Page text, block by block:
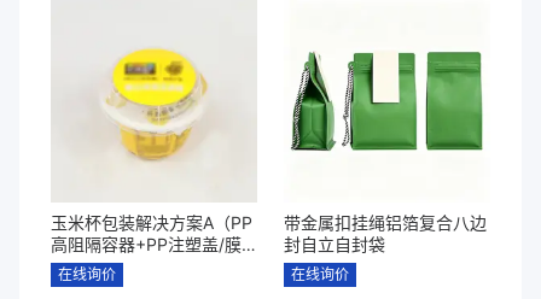
玉米杯包装解决方案A（PP
高阻隔容器+PP注塑盖/膜
内贴+PP勺子套装+收缩膜
标签+高阻隔耐高温易揭盖
在线询价
带金属扣挂绳铝箔复合八边
封自立自封袋
在线询价